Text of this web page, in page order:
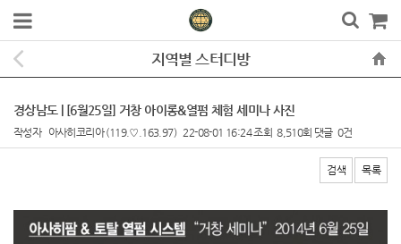
지역별 스터디방
경상남도 | [6월25일] 거창 아이롱&열펌 체험 세미나 사진
작성자 아사히코리아(119.♡.163.97) 22-08-01 16:24조회 8,510회 댓글 0건
검색 목록
본문